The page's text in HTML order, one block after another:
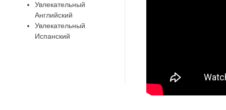
Увлекательный
Английский
Увлекательный
Испанский